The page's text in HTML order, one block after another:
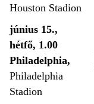
Houston Stadion
június 15.,
hétfő, 1.00
Philadelphia,
Philadelphia
Stadion